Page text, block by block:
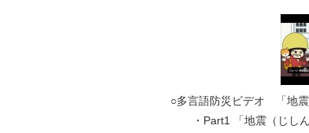
○多言語防災ビデオ 「地震
・Part1 「地震（じしん